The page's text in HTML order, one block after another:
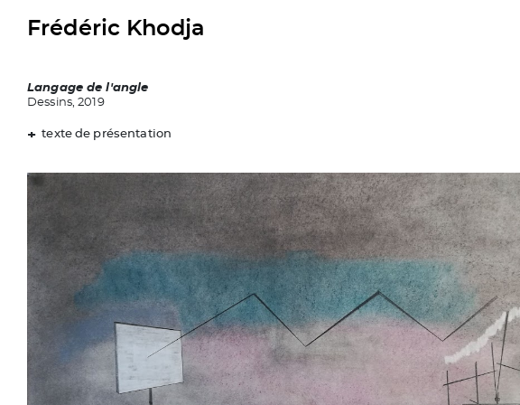
Frédéric Khodja
Langage de l'angle
Dessins, 2019
texte de présentation